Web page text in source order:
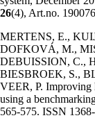
26(4), Art.no.
MERTENS, E.,
DOFKOVÁ, M.,
DEBUISSION, C.,
BIESBROEK, S.,
VEER, P. Improving
using a
565-575. ISSN